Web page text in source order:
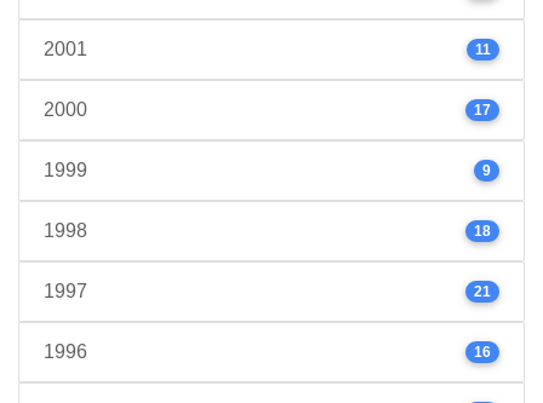
2001 11
2000 17
1999 9
1998 18
1997 21
1996 16